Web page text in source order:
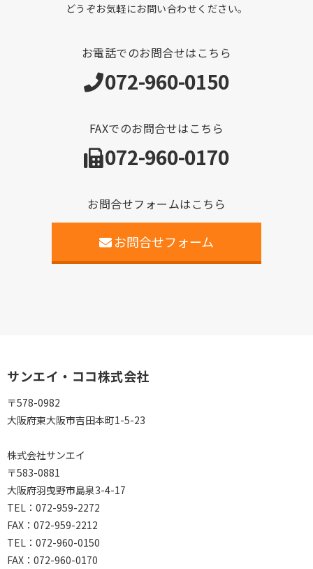
どうぞお気軽にお問い合わせください。
お電話でのお問合せはこちら
072-960-0150
FAXでのお問合せはこちら
072-960-0170
お問合せフォームはこちら
お問合せフォーム
サンエイ・ココ株式会社
〒578-0982
大阪府東大阪市吉田本町1-5-23
株式会社サンエイ
〒583-0881
大阪府羽曳野市島泉3-4-17
TEL：072-959-2272
FAX：072-959-2212
TEL： 072-960-0150
FAX： 072-960-0170